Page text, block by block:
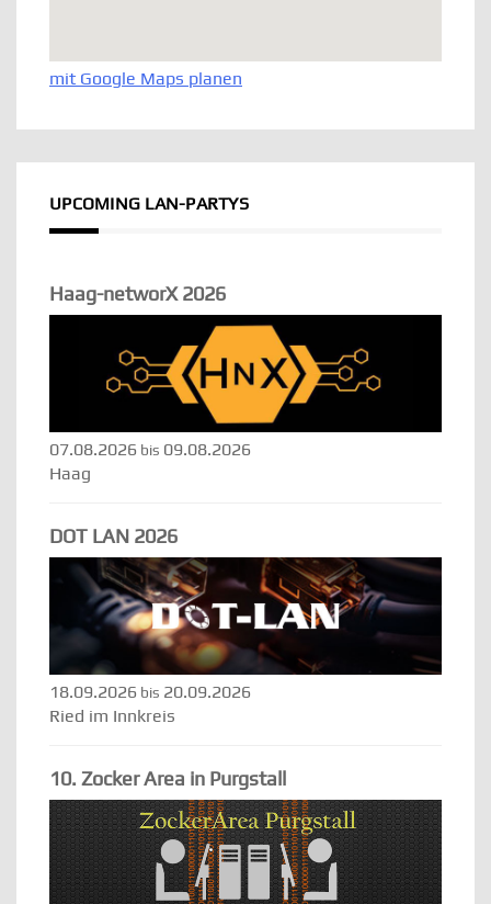
mit Google Maps planen
UPCOMING LAN-PARTYS
Haag-networX 2026
07.08.2026 bis 09.08.2026
Haag
DOT LAN 2026
18.09.2026 bis 20.09.2026
Ried im Innkreis
10. Zocker Area in Purgstall